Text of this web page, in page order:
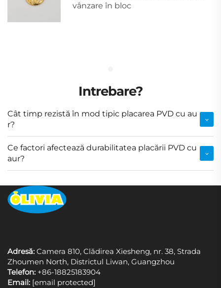
vânzare în bloc
Intrebare?
Cât timp rezistă în mod tipic placarea PVD cu au
r?
Ce factori afectează durabilitatea placării PVD cu
aur?
Adresă: Camera 810, Clădirea Xiesheng, nr. 38, Strada
Zhoumen North, Districtul Liwan, Guangzhou
Telefon: +86-18825183904
Email: [email protected]